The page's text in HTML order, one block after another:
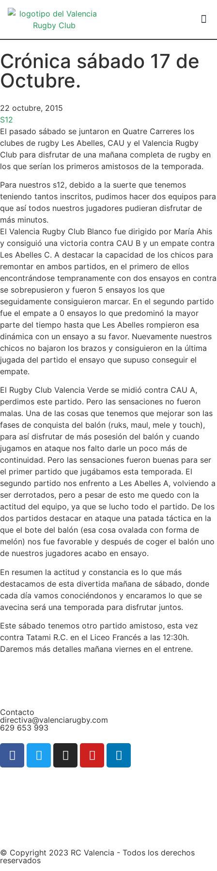
Crónica sábado 17 de
Octubre.
22 octubre, 2015
S12
El pasado sábado se juntaron en Quatre Carreres los
clubes de rugby Les Abelles, CAU y el Valencia Rugby
Club para disfrutar de una mañana completa de rugby en
los que serían los primeros amistosos de la temporada.
Para nuestros s12, debido a la suerte que tenemos
teniendo tantos inscritos, pudimos hacer dos equipos para
que así todos nuestros jugadores pudieran disfrutar de
más minutos.
El Valencia Rugby Club Blanco fue dirigido por María Ahis
y consiguió una victoria contra CAU B y un empate contra
Les Abelles C. A destacar la capacidad de los chicos para
remontar en ambos partidos, en el primero de ellos
encontrándose tempranamente con dos ensayos en contra
se sobrepusieron y fueron 5 ensayos los que
seguidamente consiguieron marcar. En el segundo partido
fue el empate a 0 ensayos lo que predominó la mayor
parte del tiempo hasta que Les Abelles rompieron esa
dinámica con un ensayo a su favor. Nuevamente nuestros
chicos no bajaron los brazos y consiguieron en la última
jugada del partido el ensayo que supuso conseguir el
empate.
El Rugby Club Valencia Verde se midió contra CAU A,
perdimos este partido. Pero las sensaciones no fueron
malas. Una de las cosas que tenemos que mejorar son las
fases de conquista del balón (ruks, maul, mele y touch),
para así disfrutar de más posesión del balón y cuando
jugamos en ataque nos falto darle un poco más de
continuidad. Pero las sensaciones fueron buenas para ser
el primer partido que jugábamos esta temporada. El
segundo partido nos enfrento a Les Abelles A, volviendo a
ser derrotados, pero a pesar de esto me quedo con la
actitud del equipo, ya que se lucho todo el partido. De los
dos partidos destacar en ataque una patada táctica en la
que el bote del balón (esa cosa ovalada con forma de
melón) nos fue favorable y después de coger el balón uno
de nuestros jugadores acabo en ensayo.
En resumen la actitud y constancia es lo que más
destacamos de esta divertida mañana de sábado, donde
cada día vamos conociéndonos y encaramos lo que se
avecina será una temporada para disfrutar juntos.
Este sábado tenemos otro partido amistoso, esta vez
contra Tatami R.C. en el Liceo Francés a las 12:30h.
Daremos más detalles mañana viernes en el entrene.
Contacto
directiva@valenciarugby.com
629 653 993
© Copyright 2023 RC Valencia - Todos los derechos
reservados